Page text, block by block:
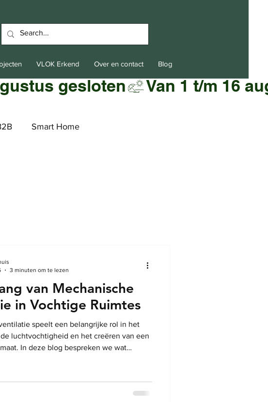
VLOK Erkend Over en contact Blog
Smart Home
van Mechanische
in Vochtige Ruimtes
speelt een belangrijke rol in het
luchtvochtigheid en het creëren van een
In deze blog bespreken we wat
3 minuten om te lezen